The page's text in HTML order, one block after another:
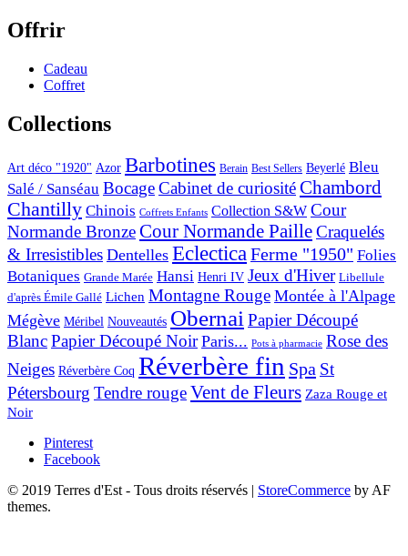
Offrir
Cadeau
Coffret
Collections
Art déco "1920" Azor Barbotines Berain Best Sellers Beyerlé Bleu
Salé / Sanséau BocageCabinet de curiositéChambord
Chantilly Chinois Coffrets Enfants Collection S&W Cour
Normande BronzeCour Normande PailleCraquelés
& Irresistibles Dentelles EclecticaFerme "1950" Folies
Botaniques Grande Marée Hansi Henri IV Jeux d'Hiver Libellule
d'après Émile Gallé Lichen Montagne Rouge Montée à l'Alpage
Mégève Méribel Nouveautés ObernaiPapier Découpé
BlancPapier Découpé Noir Paris... Pots à pharmacie Rose des
Neiges Réverbère Coq Réverbère fin Spa St
Pétersbourg Tendre rougeVent de Fleurs Zaza Rouge et
Noir
Pinterest
Facebook
© 2019 Terres d'Est - Tous droits réservés
StoreCommerce by AF
themes.